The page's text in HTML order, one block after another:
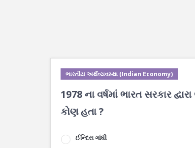
ભારતીય અર્થવ્યવસ્થા (Indian Economy)
1978 ના વર્ષમાં ભારત સરકાર
કોણ હતા ?
ઈન્દિરા ગાંધી